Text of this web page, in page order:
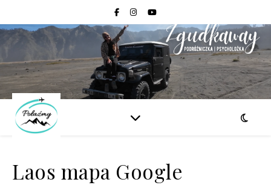
Laos mapa Google